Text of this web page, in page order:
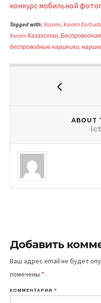
конкурс мобильной
Tagged with: Xiaomi,Xiaomi Earbuds
Xiaomi Казахстан,
беспроводные наушники,
ABOUT
Добавить
Ваш адрес email не будет
помечены *
КОММЕНТАРИЙ *